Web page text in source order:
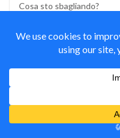
Cosa sto sbagliando?
Mauro Alfieri
se hai la possibilità di
in quanto non chiedi al
di compiere lavoro